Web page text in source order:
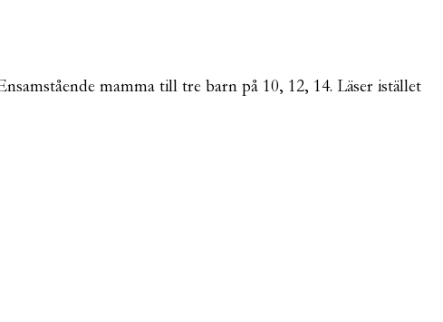
mamma till tre barn på 10, 12, 14. Läser istället